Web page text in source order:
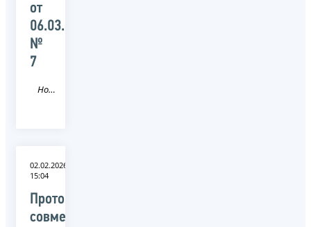
от
06.03.2026
№
7
Новость
02.02.2026
15:04
Протокол
совместного